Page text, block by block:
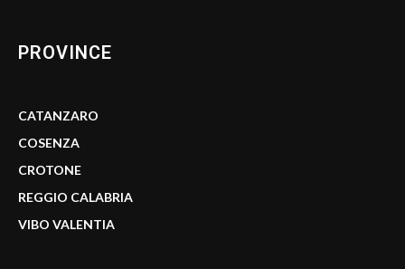
PROVINCE
CATANZARO
COSENZA
CROTONE
REGGIO CALABRIA
VIBO VALENTIA